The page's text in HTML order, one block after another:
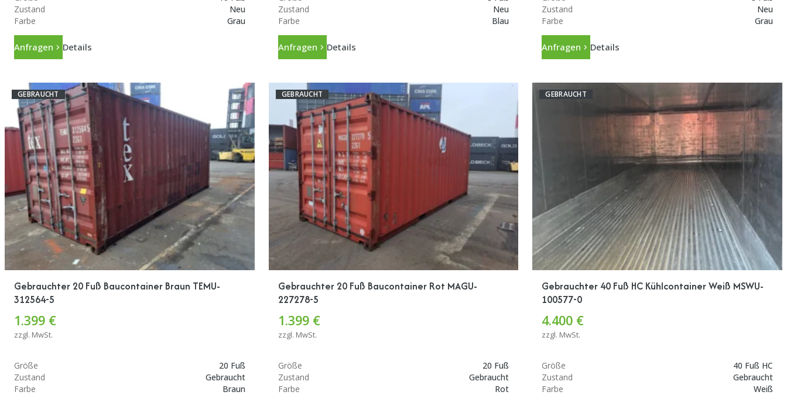
Zustand
Neu
Farbe
Grau
Anfragen Details
Zustand
Neu
Farbe
Blau
Anfragen Details
Zustand
Neu
Farbe
Grau
Anfragen Details
GEBRAUCHT
Gebrauchter 20 Fuß Baucontainer Braun TEMU-
312564-5
1.399 €
zzgl. MwSt.
Größe
20 Fuß
Zustand
Gebraucht
Farbe
Braun
GEBRAUCHT
Gebrauchter 20 Fuß Baucontainer Rot MAGU-
227278-5
1.399 €
zzgl. MwSt.
Größe
20 Fuß
Zustand
Gebraucht
Farbe
Rot
GEBRAUCHT
Gebrauchter 40 Fuß HC Kühlcontainer Weiß MSWU-
100577-0
4.400 €
zzgl. MwSt.
Größe
40 Fuß HC
Zustand
Gebraucht
Farbe
Weiß